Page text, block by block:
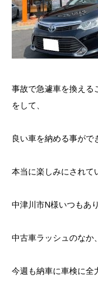
事故で急遽車を換える
をして、
良い車を納める事がで
本当に楽しみにされて
中津川市N様いつもあ
中古車ラッシュのなか
今週も納車に車検に全